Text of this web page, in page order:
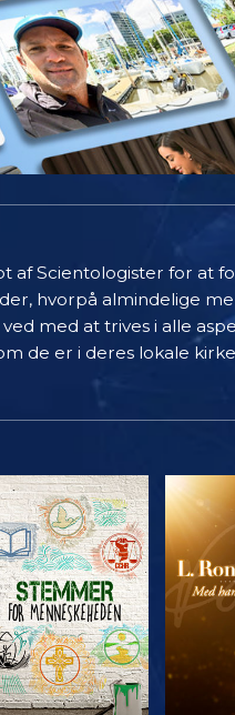
af Scientologister for at
hvorpå almindelige
med at trives i alle
de er i deres lokale